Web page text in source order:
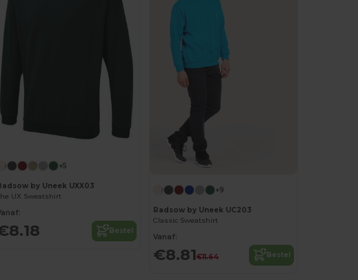
+5
by Uneek UXX03
UX Sweatshirt
Bestel
+9
Radsow by Uneek UC203
Classic Sweatshirt
Vanaf:
€8.81€11.64 Bestel